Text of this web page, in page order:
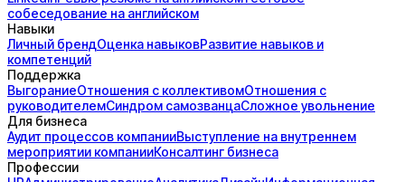
собеседование на английском
Навыки
Личный брендОценка навыковРазвитие навыков и
компетенций
Поддержка
ВыгораниеОтношения с коллективомОтношения с
руководителемСиндром самозванцаСложное увольнение
Для бизнеса
Аудит процессов компанииВыступление на внутреннем
мероприятии компанииКонсалтинг бизнеса
Профессии